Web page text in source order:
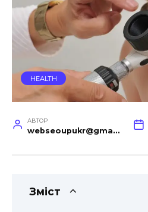
HEALTH
АВТОР
webseoupukr@gmail.com
Зміст